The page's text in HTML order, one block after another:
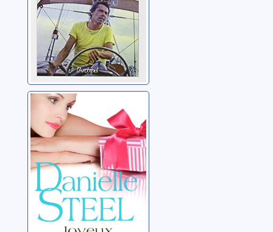
Joyeux
anniversaire:
roman
Steel, Danielle